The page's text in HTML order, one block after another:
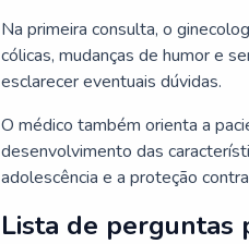
Na primeira consulta, o
cólicas, mudanças de humor e
esclarecer eventuais dúvidas.
O médico também orienta a
desenvolvimento das
adolescência e a proteção
Lista de perguntas